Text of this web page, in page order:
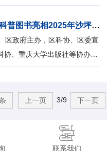
》，以详实的...
重庆大学出版社优秀科普图书亮相2025年沙坪坝区全国科普月系列活动
区政府主办，区科协、区委宣
协、重庆大学出版社等协办
国科普月启动...
上一页 3/9 下一页
联系我们